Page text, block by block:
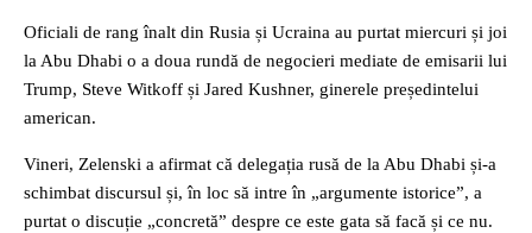
Oficiali de rang înalt din Rusia și Ucraina au purtat miercuri și joi
la Abu Dhabi o a doua rundă de negocieri mediate de emisarii lui
Trump, Steve Witkoff și Jared Kushner, ginerele președintelui
american.
Vineri, Zelenski a afirmat că delegația rusă de la Abu Dhabi și-a
schimbat discursul și, în loc să intre în „argumente istorice”, a
purtat o discuție „concretă” despre ce este gata să facă și ce nu.